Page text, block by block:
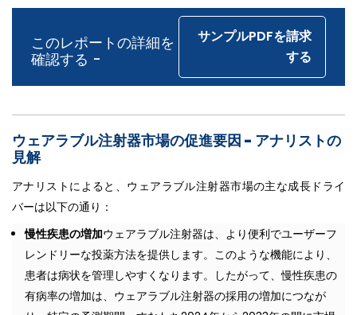
このレポートの詳細を
確認する -
サンプルPDFを請求
する
ウェアラブル注射器市場の促進要因 - アナリストの
見解
アナリストによると、ウェアラブル注射器市場の主な成長ドライ
バーは以下の通り：
慢性疾患の増加ウェアラブル注射器は、より便利でユーザーフ
レンドリーな投薬方法を提供します。このような機能により、
患者は病状を管理しやすくなります。したがって、慢性疾患の
有病率の増加は、ウェアラブル注射器の採用の増加につなが